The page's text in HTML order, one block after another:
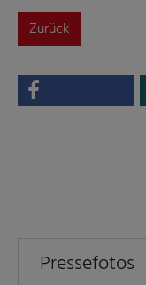
Zurück
Pressefotos